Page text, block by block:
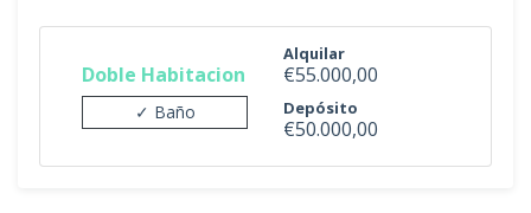
Doble Habitacion
✓ Baño
Alquilar
€55.000,00
Depósito
€50.000,00